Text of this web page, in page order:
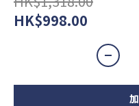
HK$998.00